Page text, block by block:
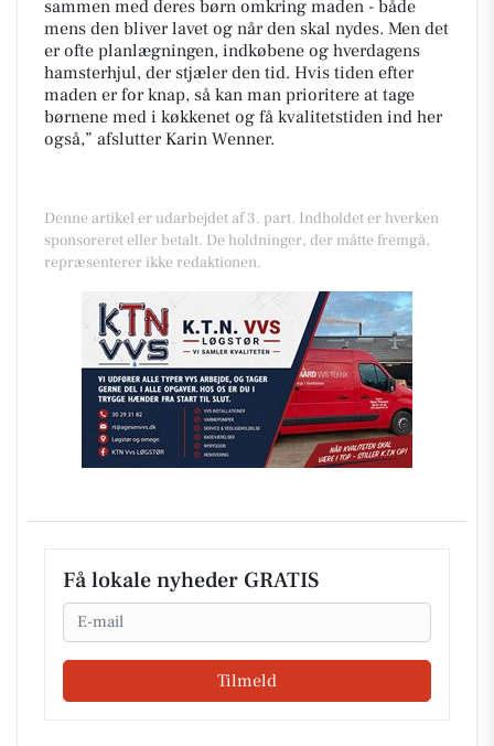
sammen med deres børn omkring maden - både
mens den bliver lavet og når den skal nydes. Men det
er ofte planlægningen, indkøbene og hverdagens
hamsterhjul, der stjæler den tid. Hvis tiden efter
maden er for knap, så kan man prioritere at tage
børnene med i køkkenet og få kvalitetstiden ind her
også,” afslutter Karin Wenner.
Denne artikel er udarbejdet af 3. part. Indholdet er hverken
sponsoreret eller betalt. De holdninger, der måtte fremgå,
repræsenterer ikke redaktionen.
Få lokale nyheder GRATIS
Email
Tilmeld